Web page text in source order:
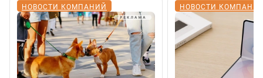
НОВОСТИ КОМПАНИЙ НОВОСТИ